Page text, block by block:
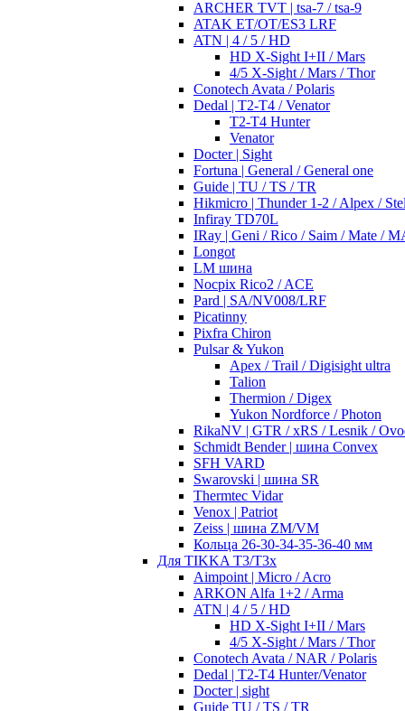
ARCHER TVT | tsa-7 / tsa-9
ATAK ET/OT/ES3 LRF
ATN | 4 / 5 / HD
HD X-Sight I+II / Mars
4/5 X-Sight / Mars / Thor
Conotech Avata / Polaris
Dedal | T2-T4 / Venator
T2-T4 Hunter
Venator
Docter | Sight
Fortuna | General / General one
Guide | TU / TS / TR
Hikmicro | Thunder 1-2 / Alpex /
Infiray TD70L
IRay | Geni / Rico / Saim / Mate /
Longot
LM шина
Nocpix Rico2 / ACE
Pard | SA/NV008/LRF
Picatinny
Pixfra Chiron
Pulsar & Yukon
Apex / Trail / Digisight ultra
Talion
Thermion / Digex
Yukon Nordforce / Photon
RikaNV | GTR / xRS / Lesnik /
Schmidt Bender | шина Convex
SFH VARD
Swarovski | шина SR
Thermtec Vidar
Venox | Patriot
Zeiss | шина ZM/VM
Кольца 26-30-34-35-36-40 мм
Для TIKKA T3/T3x
Aimpoint | Micro / Acro
ARKON Alfa 1+2 / Arma
ATN | 4 / 5 / HD
HD X-Sight I+II / Mars
4/5 X-Sight / Mars / Thor
Conotech Avata / NAR / Polaris
Dedal | T2-T4 Hunter/Venator
Docter | sight
Guide TU / TS / TR